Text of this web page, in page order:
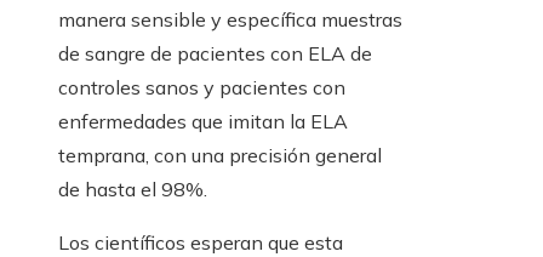
manera sensible y específica muestras
de sangre de pacientes con ELA de
controles sanos y pacientes con
enfermedades que imitan la ELA
temprana, con una precisión general
de hasta el 98%.
Los científicos esperan que esta